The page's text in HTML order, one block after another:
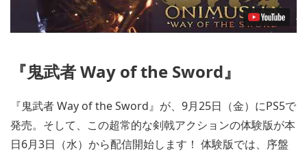
『鬼武者 Way of the Sword』
『鬼武者 Way of the Sword』が、9月25日（金）にPS5で
発売。そして、この超常的な剣戟アクションの体験版が本
日6月3日（水）から配信開始します！ 体験版では、序盤